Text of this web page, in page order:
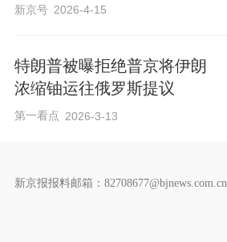
新京号 2026-4-15
特朗普被曝拒绝普京将伊朗
浓缩铀运往俄罗斯提议
第一看点 2026-3-13
新京报报料邮箱：82708677@bjnews.com.cn